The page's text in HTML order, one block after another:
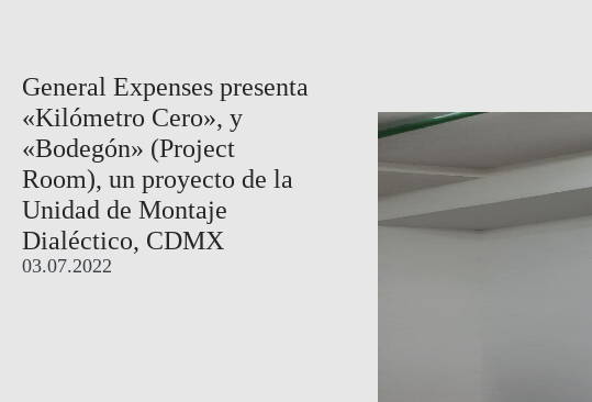
General Expenses presenta
«Kilómetro Cero», y
«Bodegón» (Project
Room), un proyecto de la
Unidad de Montaje
Dialéctico, CDMX
03.07.2022